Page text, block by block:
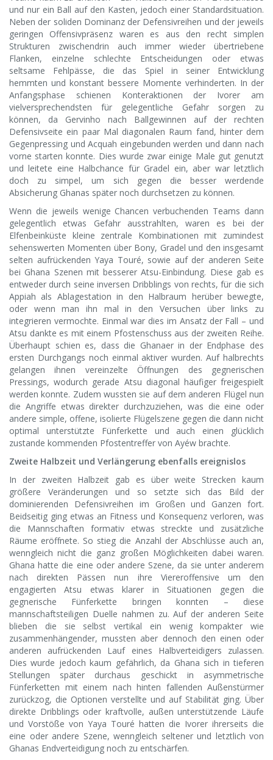
und nur ein Ball auf den Kasten, jedoch einer Standardsituation.
Neben der soliden Dominanz der Defensivreihen und der jeweils
geringen Offensivpräsenz waren es aus den recht simplen
Strukturen zwischendrin auch immer wieder übertriebene
Flanken, einzelne schlechte Entscheidungen oder etwas
seltsame Fehlpässe, die das Spiel in seiner Entwicklung
hemmten und konstant bessere Momente verhinderten. In der
Anfangsphase schienen Konteraktionen der Ivorer am
vielversprechendsten für gelegentliche Gefahr sorgen zu
können, da Gervinho nach Ballgewinnen auf der rechten
Defensivseite ein paar Mal diagonalen Raum fand, hinter dem
Gegenpressing und Acquah eingebunden werden und dann nach
vorne starten konnte. Dies wurde zwar einige Male gut genutzt
und leitete eine Halbchance für Gradel ein, aber war letztlich
doch zu simpel, um sich gegen die besser werdende
Absicherung Ghanas später noch durchsetzen zu können.
Wenn die jeweils wenige Chancen verbuchenden Teams dann
gelegentlich etwas Gefahr ausstrahlten, waren es bei der
Elfenbeinküste kleine zentrale Kombinationen mit zumindest
sehenswerten Momenten über Bony, Gradel und den insgesamt
selten aufrückenden Yaya Touré, sowie auf der anderen Seite
bei Ghana Szenen mit besserer Atsu-Einbindung. Diese gab es
entweder durch seine inversen Dribblings von rechts, für die sich
Appiah als Ablagestation in den Halbraum herüber bewegte,
oder wenn man ihn mal in den Versuchen über links zu
integrieren vermochte. Einmal war dies im Ansatz der Fall – und
Atsu dankte es mit einem Pfostenschuss aus der zweiten Reihe.
Überhaupt schien es, dass die Ghanaer in der Endphase des
ersten Durchgangs noch einmal aktiver wurden. Auf halbrechts
gelangen ihnen vereinzelte Öffnungen des gegnerischen
Pressings, wodurch gerade Atsu diagonal häufiger freigespielt
werden konnte. Zudem wussten sie auf dem anderen Flügel nun
die Angriffe etwas direkter durchzuziehen, was die eine oder
andere simple, offene, isolierte Flügelszene gegen die dann nicht
optimal unterstützte Fünferkette und auch einen glücklich
zustande kommenden Pfostentreffer von Ayéw brachte.
Zweite Halbzeit und Verlängerung ebenfalls ereignislos
In der zweiten Halbzeit gab es über weite Strecken kaum
größere Veränderungen und so setzte sich das Bild der
dominierenden Defensivreihen im Großen und Ganzen fort.
Beidseitig ging etwas an Fitness und Konsequenz verloren, was
die Mannschaften formativ etwas streckte und zusätzliche
Räume eröffnete. So stieg die Anzahl der Abschlüsse auch an,
wenngleich nicht die ganz großen Möglichkeiten dabei waren.
Ghana hatte die eine oder andere Szene, da sie unter anderem
nach direkten Pässen nun ihre Viereroffensive um den
engagierten Atsu etwas klarer in Situationen gegen die
gegnerische Fünferkette bringen konnten – diese
mannschaftsteiligen Duelle nahmen zu. Auf der anderen Seite
blieben die sie selbst vertikal ein wenig kompakter wie
zusammenhängender, mussten aber dennoch den einen oder
anderen aufrückenden Lauf eines Halbverteidigers zulassen.
Dies wurde jedoch kaum gefährlich, da Ghana sich in tieferen
Stellungen später durchaus geschickt in asymmetrische
Fünferketten mit einem nach hinten fallenden Außenstürmer
zurückzog, die Optionen verstellte und auf Stabilität ging. Über
direkte Dribblings oder kraftvolle, außen unterstützende Läufe
und Vorstöße von Yaya Touré hatten die Ivorer ihrerseits die
eine oder andere Szene, wenngleich seltener und letztlich von
Ghanas Endverteidigung noch zu entschärfen.